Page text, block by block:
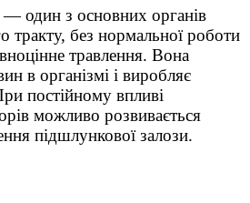
один з основних органів
без нормальної роботи
травлення. Вона
в організмі і виробляє
постійному впливі
можливо розвивається
підшлункової залози.